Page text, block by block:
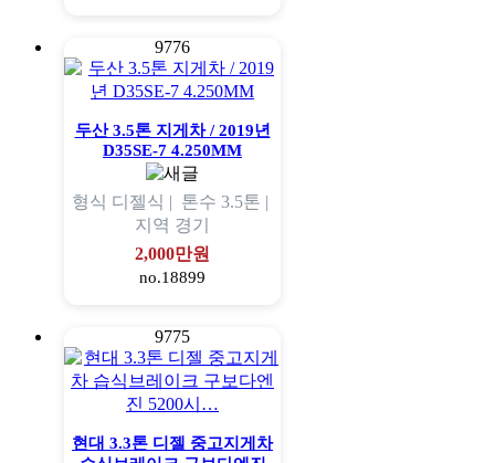
9776
두산 3.5톤 지게차 / 2019년
D35SE-7 4.250MM
형식 디젤식 | 톤수 3.5톤 |
지역 경기
2,000만원
no.18899
9775
현대 3.3톤 디젤 중고지게차